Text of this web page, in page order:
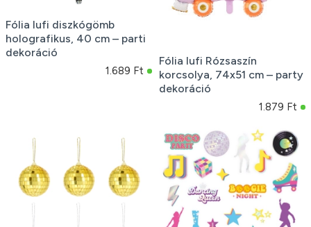
Fólia lufi diszkógömb
holografikus, 40 cm – parti
dekoráció
1.689 Ft
Fólia lufi Rózsaszín
korcsolya, 74x51 cm – party
dekoráció
1.879 Ft